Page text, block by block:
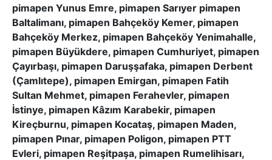
pimapen Yunus Emre, pimapen Sarıyer pimapen
Baltalimanı, pimapen Bahçeköy Kemer, pimapen
Bahçeköy Merkez, pimapen Bahçeköy Yenimahalle,
pimapen Büyükdere, pimapen Cumhuriyet, pimapen
Çayırbaşı, pimapen Daruşşafaka, pimapen Derbent
(Çamlıtepe), pimapen Emirgan, pimapen Fatih
Sultan Mehmet, pimapen Ferahevler, pimapen
İstinye, pimapen Kâzım Karabekir, pimapen
Kireçburnu, pimapen Kocataş, pimapen Maden,
pimapen Pınar, pimapen Poligon, pimapen PTT
Evleri, pimapen Reşitpaşa, pimapen Rumelihisarı,